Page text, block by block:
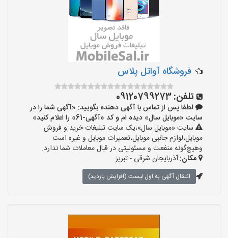
فروشگاه آواتل پلاس
تلفن:09120799273
لطفا پس از تماس با آگهی دهنده بگویید: «آگهی شما را در
سایت «موبایل سال» دیده ام و کد «آگهی-61» را اعلام کنید»
سایت «موبایل سال»،یک سایت تبلیغات خرید و فروش
موبایل،لوازم جانبی موبایل،تعمیرات موبایل و غیره است
وهیچ‌گونه منفعت و مسئولیتی در قبال معاملات شما ندارد.
مکان:آذربایجان شرقی - تبریز
انتقال آگهی به اول لیست (افزایش بازدید)